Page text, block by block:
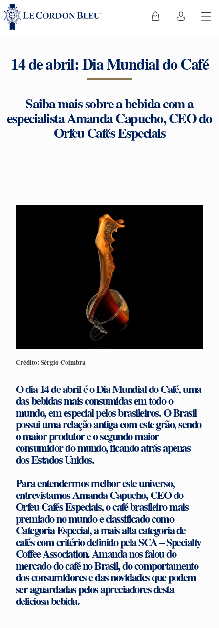
14 de abril: Dia Mundial do Café
Saiba mais sobre a bebida com a
especialista Amanda Capucho, CEO do
Orfeu Cafés Especiais
Crédito: Sérgio Coimbra
O dia 14 de abril é oDia Mundial do Café, uma
das bebidas mais consumidas em todo o
mundo, em especial pelos brasileiros. O Brasil
possui uma relação antiga com este grão, sendo
o maior produtor e o segundo maior
consumidor do mundo, ficando atrás apenas
dos Estados Unidos.
Para entendermos melhor este universo,
entrevistamos Amanda Capucho, CEO do
Orfeu Cafés Especiais, o café brasileiro mais
premiado no mundo e classificado como
Categoria Especial, a mais alta categoria de
cafés com critério definido pela SCA – Specialty
Coffee Association. Amanda nos falou do
mercado do café no Brasil, do comportamento
dos consumidores e das novidades que podem
ser aguardadas pelos apreciadores desta
deliciosa bebida.